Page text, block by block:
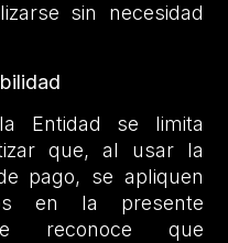
sin necesidad
Entidad se limita
que, al usar la
pago, se apliquen
en la presente
reconoce que